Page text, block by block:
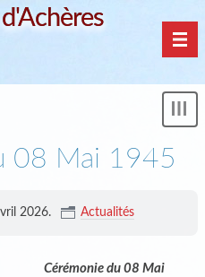
08 Mai 1945
2026. Actualités
Cérémonie du 08 Mai